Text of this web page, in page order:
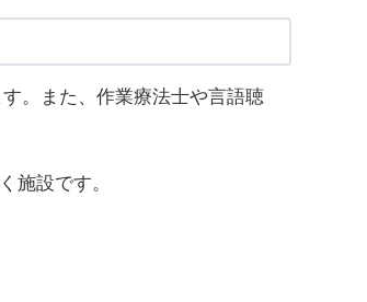
。また、作業療法士や言語聴
施設です。